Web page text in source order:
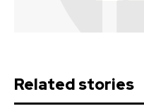
Related stories